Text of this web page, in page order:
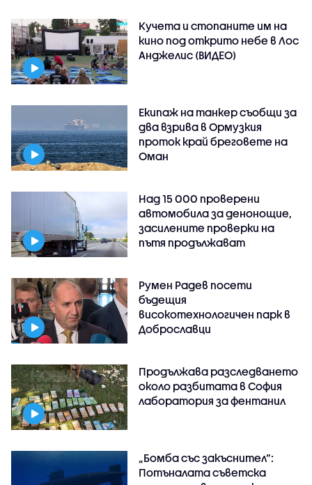
Кучета и стопаните им на
кино под открито небе в Лос
Анджелис (ВИДЕО)
Екипаж на танкер съобщи за
два взрива в Ормузкия
проток край бреговете на
Оман
Над 15 000 проверени
автомобила за денонощие,
засилените проверки на
пътя продължават
Румен Радев посети
бъдещия
високотехнологичен парк в
Доброславци
Продължава разследването
около разбитата в София
лаборатория за фентанил
„Бомба със закъснител“:
Потъналата съветска